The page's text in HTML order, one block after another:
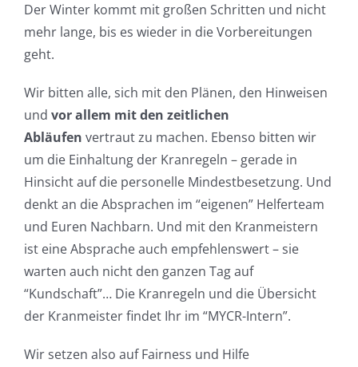
Der Winter kommt mit großen Schritten und nicht
mehr lange, bis es wieder in die Vorbereitungen
geht.
Wir bitten alle, sich mit den Plänen, den Hinweisen
und vor allem mit den zeitlichen
Abläufen vertraut zu machen. Ebenso bitten wir
um die Einhaltung der Kranregeln – gerade in
Hinsicht auf die personelle Mindestbesetzung. Und
denkt an die Absprachen im “eigenen” Helferteam
und Euren Nachbarn. Und mit den Kranmeistern
ist eine Absprache auch empfehlenswert – sie
warten auch nicht den ganzen Tag auf
“Kundschaft”… Die Kranregeln und die Übersicht
der Kranmeister findet Ihr im “MYCR-Intern”.
Wir setzen also auf Fairness und Hilfe